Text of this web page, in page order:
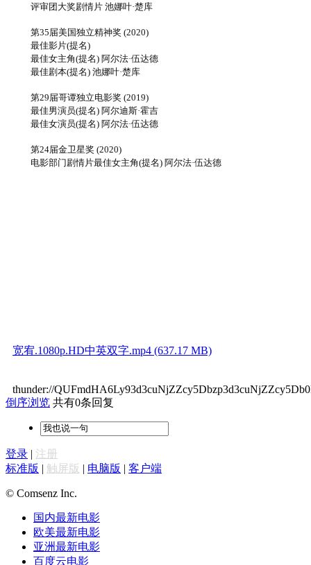
评审团大奖剧情片 池娜叶·楚库
第35届美国独立精神奖 (2020)
最佳影片(提名)
最佳女主角(提名) 阿尔法·伍达德
最佳剧本(提名) 池娜叶·楚库
第29届哥谭独立电影奖 (2019)
最佳男演员(提名) 阿尔迪斯·霍吉
最佳女演员(提名) 阿尔法·伍达德
第24届金卫星奖 (2020)
电影部门剧情片最佳女主角(提名) 阿尔法·伍达德
宽宥.1080p.HD中英双字.mp4 (637.17 MB)
thunder://
倒序浏览 共有0条回复
登录 | 注册
标准版 | 触屏版 | 电脑版 | 客户端
© Comsenz Inc.
国内最新电影
欧美最新电影
亚洲最新电影
百度云电影